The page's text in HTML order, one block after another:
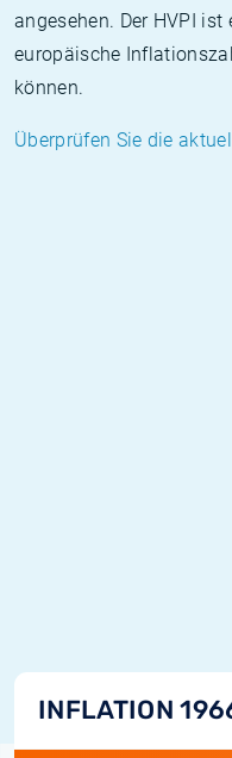
angesehen. Der HVPI
europäische
können.
Überprüfen Sie die
INFLATION